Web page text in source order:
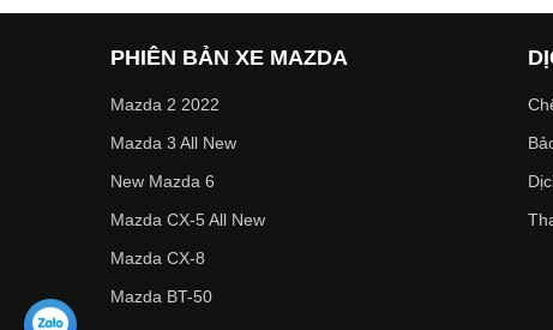
PHIÊN BẢN XE MAZDA
Mazda 2 2022
Mazda 3 All New
New Mazda 6
Mazda CX-5 All New
Mazda CX-8
Mazda BT-50